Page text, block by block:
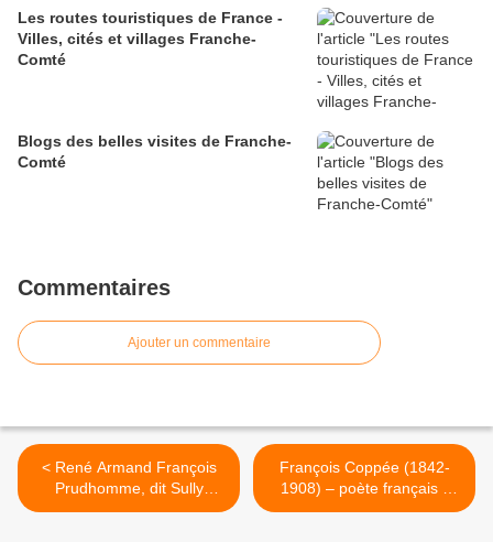
Les routes touristiques de France -
Villes, cités et villages Franche-
Comté
Blogs des belles visites de Franche-
Comté
Commentaires
Ajouter un commentaire
< René Armand François
Prudhomme, dit Sully
Prudhomme (1839-
François Coppée (1842-
1908) – poète français -
Mois de septembre >